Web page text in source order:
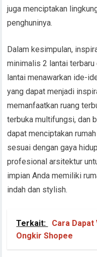
juga menciptakan
penghuninya.
Dalam kesimpulan,
minimalis 2 lantai
lantai menawarkan ide-
yang dapat menjadi
memanfaatkan ruang
terbuka multifungsi, dan
dapat menciptakan
sesuai dengan gaya
profesional arsitektur
impian Anda memiliki
indah dan stylish.
Terkait:
Cara
Ongkir Shopee